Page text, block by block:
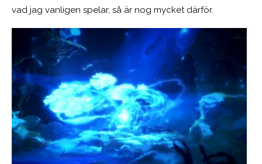
vad jag vanligen spelar, så är nog mycket därför.